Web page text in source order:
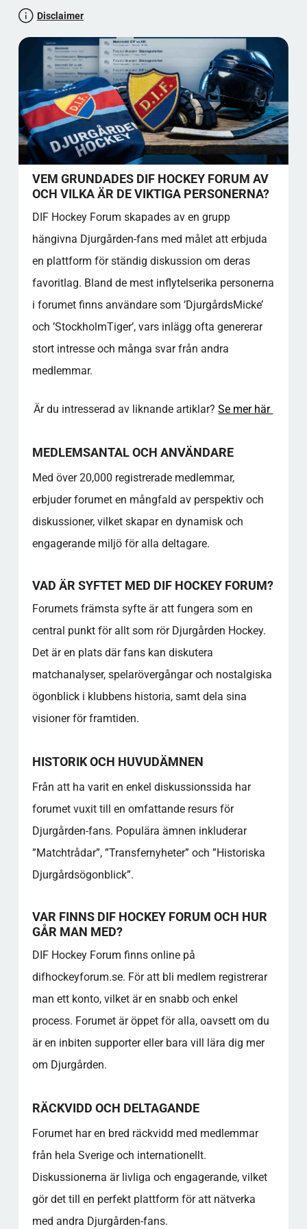
Disclaimer
VEM GRUNDADES DIF HOCKEY FORUM AV
OCH VILKA ÄR DE VIKTIGA PERSONERNA?
DIF Hockey Forum skapades av en grupp
hängivna Djurgården-fans med målet att erbjuda
en plattform för ständig diskussion om deras
favoritlag. Bland de mest inflytelserika personerna
i forumet finns användare som ’DjurgårdsMicke’
och ’StockholmTiger’, vars inlägg ofta genererar
stort intresse och många svar från andra
medlemmar.
Är du intresserad av liknande artiklar?Se mer här
MEDLEMSANTAL OCH ANVÄNDARE
Med över 20,000 registrerade medlemmar,
erbjuder forumet en mångfald av perspektiv och
diskussioner, vilket skapar en dynamisk och
engagerande miljö för alla deltagare.
VAD ÄR SYFTET MED DIF HOCKEY FORUM?
Forumets främsta syfte är att fungera som en
central punkt för allt som rör Djurgården Hockey.
Det är en plats där fans kan diskutera
matchanalyser, spelarövergångar och nostalgiska
ögonblick i klubbens historia, samt dela sina
visioner för framtiden.
HISTORIK OCH HUVUDÄMNEN
Från att ha varit en enkel diskussionssida har
forumet vuxit till en omfattande resurs för
Djurgården-fans. Populära ämnen inkluderar
”Matchtrådar”, ”Transfernyheter” och ”Historiska
Djurgårdsögonblick”.
VAR FINNS DIF HOCKEY FORUM OCH HUR
GÅR MAN MED?
DIF Hockey Forum finns online på
difhockeyforum.se. För att bli medlem registrerar
man ett konto, vilket är en snabb och enkel
process. Forumet är öppet för alla, oavsett om du
är en inbiten supporter eller bara vill lära dig mer
om Djurgården.
RÄCKVIDD OCH DELTAGANDE
Forumet har en bred räckvidd med medlemmar
från hela Sverige och internationellt.
Diskussionerna är livliga och engagerande, vilket
gör det till en perfekt plattform för att nätverka
med andra Djurgården-fans.
NÄTVERKSMÖJLIGHETER
DIF HOCKEY FORUM
TIPS OCH RÅD FÖR NYKOMLINGAR
FORUMREGLER OCH RIKTLINJER
VANLIGA FRÅGOR OM DIF HOCKEY FORUM
HUR GÅR JAG MED I FORUMET?
KAN JAG LÄSA INLÄGG UTAN ATT BLI
MEDLEM?
FINNS DET NÅGRA KOSTNADER FÖR ATT BLI
MEDLEM?
SPORTSFORUM.SE FORUMBEDÖMNING
Låt oss testa din paratkunskap
Fan Kultur
Forumets Gemenskap och Atmosfär
Klubbsång och Ramsor
Medlemsförmåner och Fasta Platser
Faktaöversikt – Bra att Veta
Hur registrerar jag mig på DIF Hockey
Vilka typer av diskussioner finns på forumet?
på forumet?
Finns det några kostnader förknippade med
att delta i forumet?
Hur säkerställs en respektfull miljö på
Vilka är fördelarna med att vara medlem i DIF
Hockey Forums gemenskap?
Vilka ämnen är mest populära bland
medlemmarna?
Hur kan nya medlemmar snabbt komma in i
gemenskapen?
Varför är DIF Hockey Forum en så populär